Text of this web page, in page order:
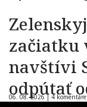
začiatku
navštívi
odpútať
06. 08. 2026 | 4 komentáre